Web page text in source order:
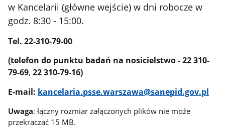
w Kancelarii (główne wejście) w dni robocze w
godz. 8:30 - 15:00.
Tel. 22-310-79-00
(telefon do punktu badań na nosicielstwo - 22 310-
79-69,22 310-79-16)
E-mail: kancelaria.psse.warszawa@sanepid.gov.pl
Uwaga: łączny rozmiar załączonych plików nie może
przekraczać 15 MB.